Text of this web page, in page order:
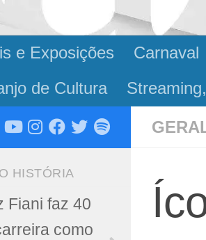
e Exposições Carnaval
de Cultura
HISTÓRIA
Fiani faz 40
como